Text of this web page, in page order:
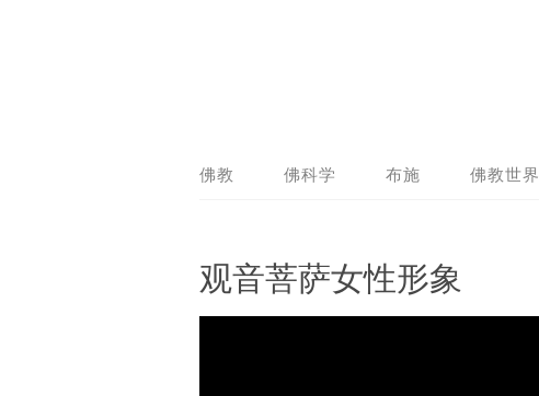
佛教 佛科学 布施 佛教世界
观音菩萨女性形象